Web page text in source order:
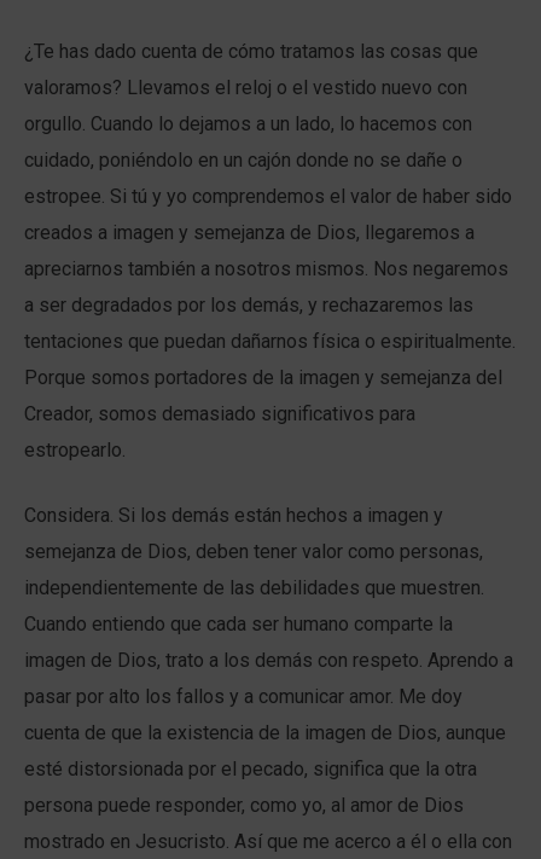
¿Te has dado cuenta de cómo tratamos las cosas que
valoramos? Llevamos el reloj o el vestido nuevo con
orgullo. Cuando lo dejamos a un lado, lo hacemos con
cuidado, poniéndolo en un cajón donde no se dañe o
estropee. Si tú y yo comprendemos el valor de haber sido
creados a imagen y semejanza de Dios, llegaremos a
apreciarnos también a nosotros mismos. Nos negaremos
a ser degradados por los demás, y rechazaremos las
tentaciones que puedan dañarnos física o espiritualmente.
Porque somos portadores de la imagen y semejanza del
Creador, somos demasiado significativos para
estropearlo.
Considera. Si los demás están hechos a imagen y
semejanza de Dios, deben tener valor como personas,
independientemente de las debilidades que muestren.
Cuando entiendo que cada ser humano comparte la
imagen de Dios, trato a los demás con respeto. Aprendo a
pasar por alto los fallos y a comunicar amor. Me doy
cuenta de que la existencia de la imagen de Dios, aunque
esté distorsionada por el pecado, significa que la otra
persona puede responder, como yo, al amor de Dios
mostrado en Jesucristo. Así que me acerco a él o ella con